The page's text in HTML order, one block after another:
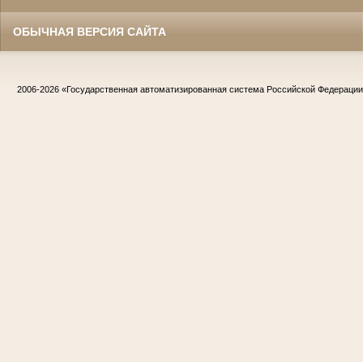
ОБЫЧНАЯ ВЕРСИЯ САЙТА
2006-2026 «Государственная автоматизированная система Российской